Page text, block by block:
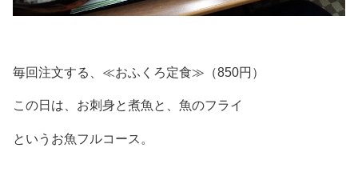
毎回注文する、≪おふくろ定食≫（850円）
この日は、お刺身と煮魚と、魚のフライ
というお魚フルコース。